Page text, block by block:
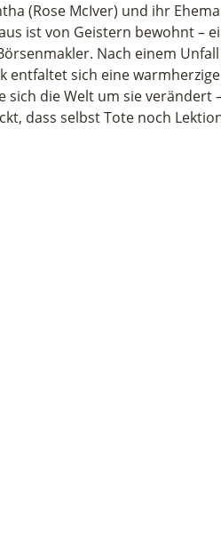
(Rose McIver) und ihr
ist von Geistern bewohnt
Nach einem
entfaltet sich eine
die Welt um sie
dass selbst Tote noch